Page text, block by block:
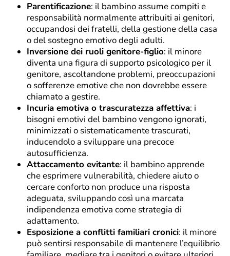
Parentificazione: il bambino assume compiti e
responsabilità normalmente attribuiti ai genitori,
occupandosi dei fratelli, della gestione della casa
o del sostegno emotivo degli adulti.
Inversione dei ruoli genitore-figlio: il minore
diventa una figura di supporto psicologico per il
genitore, ascoltandone problemi, preoccupazioni
o sofferenze emotive che non dovrebbe essere
chiamato a gestire.
Incuria emotiva o trascuratezza affettiva: i
bisogni emotivi del bambino vengono ignorati,
minimizzati o sistematicamente trascurati,
inducendolo a sviluppare una precoce
autosufficienza.
Attaccamento evitante: il bambino apprende
che esprimere vulnerabilità, chiedere aiuto o
cercare conforto non produce una risposta
adeguata, sviluppando così una marcata
indipendenza emotiva come strategia di
adattamento.
Esposizione a conflitti familiari cronici: il minore
può sentirsi responsabile di mantenere l’equilibrio